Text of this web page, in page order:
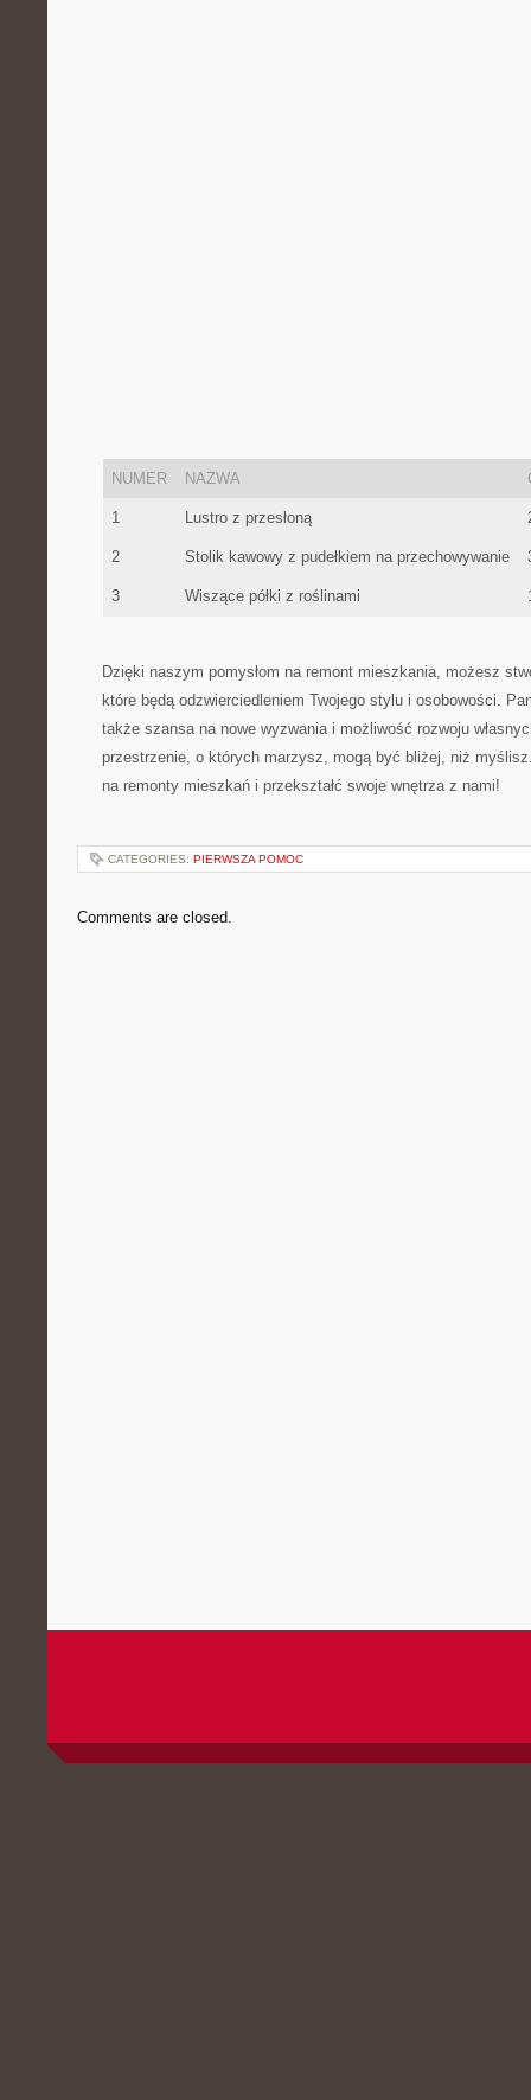
NUMER NAZWA
1 Lustro ⁢z przesłoną
2 Stolik kawowy ⁢z pudełkiem na przechowywanie
3 Wiszące półki z​ roślinami
Dzięki naszym pomysłom na remont‌ mieszkania, możesz
które będą odzwierciedleniem Twojego stylu ⁣i osobowości.
także szansa na nowe wyzwania i możliwość rozwoju
przestrzenie, o których marzysz, mogą być bliżej, niż
na remonty mieszkań i przekształć swoje⁤ wnętrza z nami!
CATEGORIES: PIERWSZA POMOC
Comments are closed.